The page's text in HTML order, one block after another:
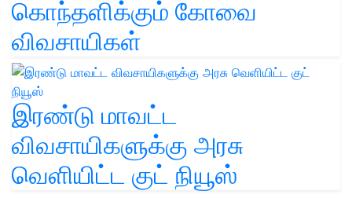
கொந்தளிக்கும் கோவை
விவசாயிகள்
இரண்டு மாவட்ட
விவசாயிகளுக்கு அரசு
வெளியிட்ட குட் நியூஸ்